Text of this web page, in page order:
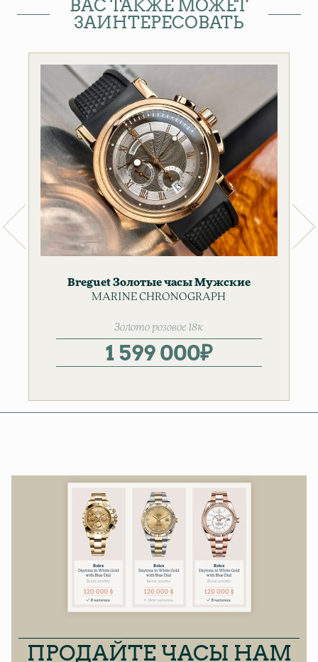
ВАС ТАКЖЕ МОЖЕТ
ЗАИНТЕРЕСОВАТЬ
Breguet Золотые часы Мужские
часы
MARINE CHRONOGRAPH
Золото розовое 18к
1 599 000₽
ПРОДАЙТЕ ЧАСЫ НАМ